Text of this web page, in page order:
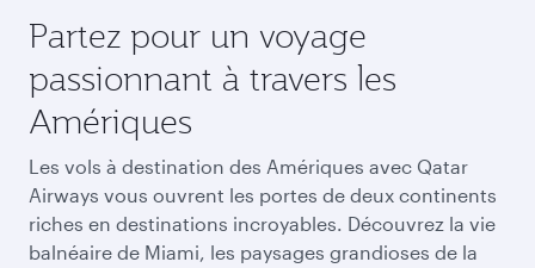
Partez pour un voyage
passionnant à travers les
Amériques
Les vols à destination des Amériques avec Qatar
Airways vous ouvrent les portes de deux continents
riches en destinations incroyables. Découvrez la vie
balnéaire de Miami, les paysages grandioses de la